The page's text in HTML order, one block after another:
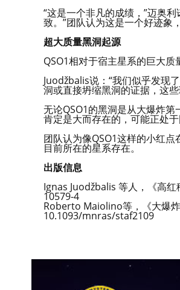
“这是一个非凡的成绩，”迈奥
致。”团队认为这是一个好迹象
超大质量黑洞起源
QSO1相对于宿主星系的巨大质
Juodžbalis说：“我们似乎发现
洞或直接坍缩黑洞的证据，这
无论QSO1的黑洞是从大爆炸
肯定是大而存在的，可能正处
团队认为像QSO1这样的小红
目前所在的星系存在。
出版信息
Ignas Juodžbalis 等人，《高
10579-4
Roberto Maiolino等，《大爆
10.1093/mnras/staf2109